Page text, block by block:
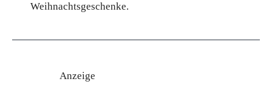
Weihnachtsgeschenke.
Anzeige